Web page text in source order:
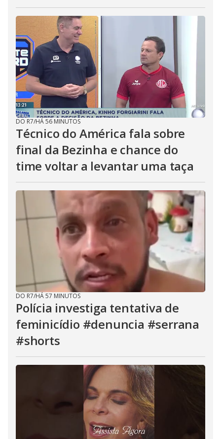
DO R7/HÁ 56 MINUTOS
Técnico do América fala sobre
final da Bezinha e chance do
time voltar a levantar uma taça
DO R7/HÁ 57 MINUTOS
Polícia investiga tentativa de
feminicídio #denuncia #serrana
#shorts